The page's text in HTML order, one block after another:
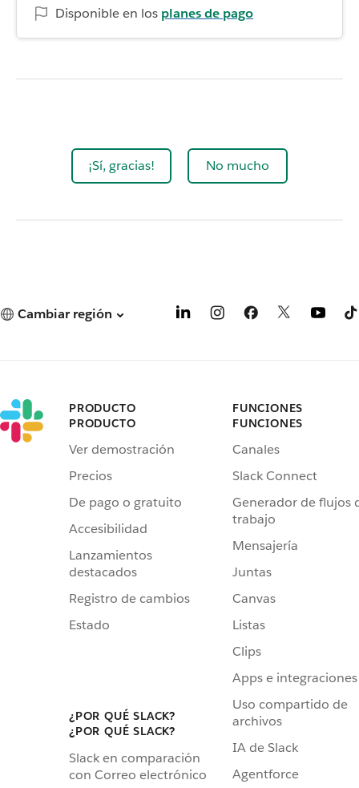
Disponible en los planes de pago
¡Sí, gracias! No mucho
Cambiar región
PRODUCTO
PRODUCTO
Ver demostración
Precios
De pago o gratuito
Accesibilidad
Lanzamientos
destacados
Registro de cambios
Estado
¿POR QUÉ SLACK?
¿POR QUÉ SLACK?
Slack en comparación
con Correo electrónico
FUNCIONES
FUNCIONES
Canales
Slack Connect
Generador de flujos
trabajo
Mensajería
Juntas
Canvas
Listas
Clips
Apps e integraciones
Uso compartido de
archivos
IA de Slack
Agentforce